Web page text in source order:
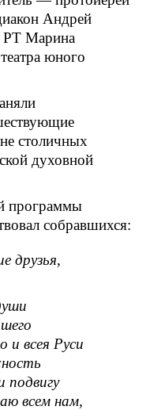
Андрей
РТ Марина
юного
столичных
духовной
программы
собравшихся:
друзья,
и всея Руси
подвигу
всем нам,